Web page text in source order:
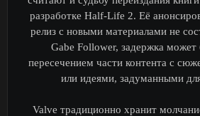
разработке Half-Life 2. Её
релиз с новыми материалами не
Gabe Follower, задержка может
пересечением части контента с
или идеями, задуманными
Valve традиционно хранит